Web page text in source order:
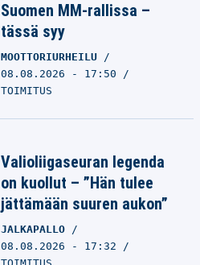
Suomen MM-rallissa –
tässä syy
MOOTTORIURHEILU
08.08.2026 - 17:50
TOIMITUS
Valioliigaseuran legenda
on kuollut – ”Hän tulee
jättämään suuren aukon”
JALKAPALLO
08.08.2026 - 17:32